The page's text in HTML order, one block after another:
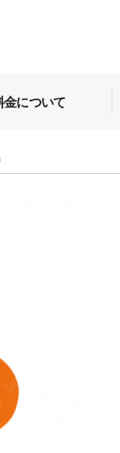
金について